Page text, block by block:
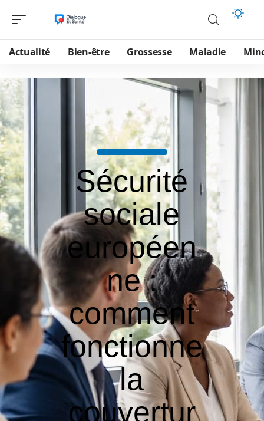
Actualité Bien-être Grossesse Maladie
Sécurité
sociale
européen
ne :
comment
fonctionne
la
couvertur